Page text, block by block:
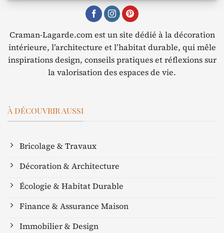
Craman-Lagarde.com est un site dédié à la décoration
intérieure, l’architecture et l’habitat durable, qui mêle
inspirations design, conseils pratiques et réflexions sur
la valorisation des espaces de vie.
À DÉCOUVRIR AUSSI
Bricolage & Travaux
Décoration & Architecture
Écologie & Habitat Durable
Finance & Assurance Maison
Immobilier & Design